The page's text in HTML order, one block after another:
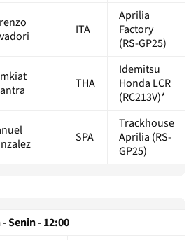
ITA
Aprilia
Factory
(RS-GP25)
THA
Idemitsu
Honda LCR
(RC213V)*
SPA
Trackhouse
Aprilia (RS-
GP25)
Senin - 12:00